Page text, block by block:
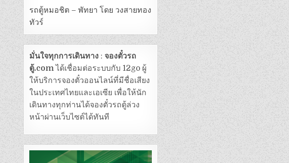
รถตู้หมอชิต – พัทยา โดย วงสายทอง
ทัวร์
มั่นใจทุกการเดินทาง :จองตั๋วรถ
ตู้.comได้เชื่อมต่อระบบกับ 12go ผู้
ให้บริการจองตั๋วออนไลน์ที่มีชื่อเสียง
ในประเทศไทยและเอเซีย เพื่อให้นัก
เดินทางทุกท่านได้จองตั๋วรถตู้ล่วง
หน้าผ่านเว็บไซต์ได้ทันที